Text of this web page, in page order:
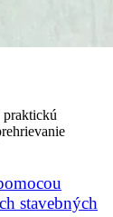
praktickú